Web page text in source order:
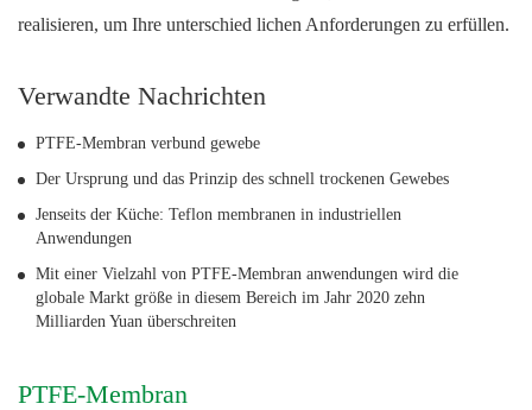
realisieren, um Ihre unterschied lichen Anforderungen zu erfüllen.
Verwandte Nachrichten
PTFE-Membran verbund gewebe
Der Ursprung und das Prinzip des schnell trockenen Gewebes
Jenseits der Küche: Teflon membranen in industriellen
Anwendungen
Mit einer Vielzahl von PTFE-Membran anwendungen wird die
globale Markt größe in diesem Bereich im Jahr 2020 zehn
Milliarden Yuan überschreiten
PTFE-Membran